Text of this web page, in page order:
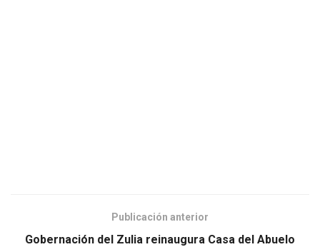
Publicación anterior
Gobernación del Zulia reinaugura Casa del Abuelo